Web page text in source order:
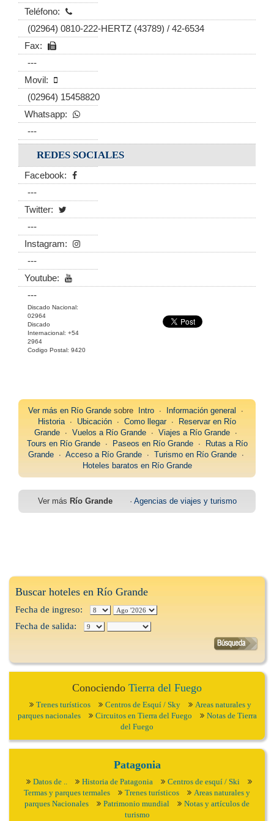
Teléfono:
(02964) 0810-222-HERTZ (43789) / 42-6534
Fax:
---
Movil:
(02964) 15458820
Whatsapp:
---
REDES SOCIALES
Facebook:
---
Twitter:
---
Instagram:
---
Youtube:
---
Discado Nacional:
02964
Discado
Internacional: +54
2964
Codigo Postal: 9420
Ver más en Río Grande sobre Intro ∙ Información general
∙
Historia∙ Ubicación ∙ Como llegar∙
Reservar en Río
Grande ∙ Vuelos a Río Grande ∙ Viajes a Río Grande ∙
Tours en Río Grande∙ Paseos en Río Grande∙
Rutas a Río
Grande∙ Acceso a Río Grande∙ Turismo en Río Grande∙
Hoteles baratos en Río Grande
Ver más Río Grande· Agencias de viajes y turismo
Buscar hoteles en Río Grande
Fecha de ingreso:
Fecha de salida:
Conociendo Tierra del Fuego
Trenes turísticos Centros de Esquí / Sky
Areas naturales y
parques nacionales
Circuitos en Tierra del Fuego
Notas de Tierra
del Fuego
Patagonia
Datos de .. Historia de Patagonia
Centros de esquí / Ski
Termas y parques termales
Trenes turísticos
Areas naturales y
parques Nacionales
Patrimonio mundial
Notas y artículos de
turismo